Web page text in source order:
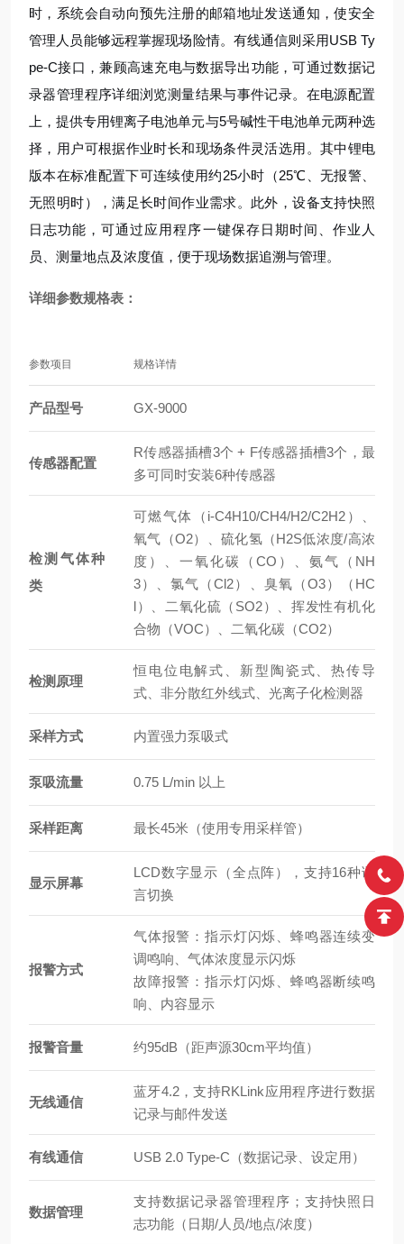
时，系统会自动向预先注册的邮箱地址发送通知，使安全
管理人员能够远程掌握现场险情。有线通信则采用USB Ty
pe-C接口，兼顾高速充电与数据导出功能，可通过数据记
录器管理程序详细浏览测量结果与事件记录。在电源配置
上，提供专用锂离子电池单元与5号碱性干电池单元两种选
择，用户可根据作业时长和现场条件灵活选用。其中锂电
版本在标准配置下可连续使用约25小时（25℃、无报警、
无照明时），满足长时间作业需求。此外，设备支持快照
日志功能，可通过应用程序一键保存日期时间、作业人
员、测量地点及浓度值，便于现场数据追溯与管理。
详细参数规格表：
参数项目 规格详情
产品型号 GX-9000
传感器配置
R传感器插槽3个 + F传感器插槽3个，最
多可同时安装6种传感器
检测气体种
类
可燃气体（i-C4H10/CH4/H2/C2H2）、
氧气（O2）、硫化氢（H2S低浓度/高浓
度）、一氧化碳（CO）、氨气（NH
3）、氯气（Cl2）、臭氧（O3）（HC
l）、二氧化硫（SO2）、挥发性有机化
合物（VOC）、二氧化碳（CO2）
检测原理
恒电位电解式、新型陶瓷式、热传导
式、非分散红外线式、光离子化检测器
采样方式 内置强力泵吸式
泵吸流量 0.75 L/min 以上
采样距离 最长45米（使用专用采样管）
显示屏幕
LCD数字显示（全点阵），支持16种语
言切换
报警方式
气体报警：指示灯闪烁、蜂鸣器连续变
调鸣响、气体浓度显示闪烁
故障报警：指示灯闪烁、蜂鸣器断续鸣
响、内容显示
报警音量 约95dB（距声源30cm平均值）
无线通信
蓝牙4.2，支持RKLink应用程序进行数据
记录与邮件发送
有线通信 USB 2.0 Type-C（数据记录、设定用）
数据管理
支持数据记录器管理程序；支持快照日
志功能（日期/人员/地点/浓度）